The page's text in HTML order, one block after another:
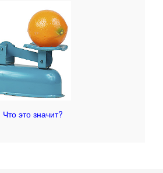
Что это значит?